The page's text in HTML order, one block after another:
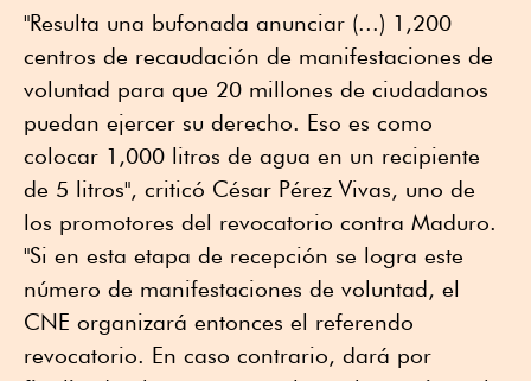
"Resulta una bufonada anunciar (...) 1,200
centros de recaudación de manifestaciones de
voluntad para que 20 millones de ciudadanos
puedan ejercer su derecho. Eso es como
colocar 1,000 litros de agua en un recipiente
de 5 litros", criticó César Pérez Vivas, uno de
los promotores del revocatorio contra Maduro.
"Si en esta etapa de recepción se logra este
número de manifestaciones de voluntad, el
CNE organizará entonces el referendo
revocatorio. En caso contrario, dará por